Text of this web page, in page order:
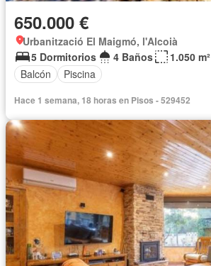
650.000 €
Urbanització El Maigmó, l'Alcoià
5 Dormitorios
4 Baños
1.050 m²
Balcón
Piscina
Hace 1 semana, 18 horas en Pisos - 529452